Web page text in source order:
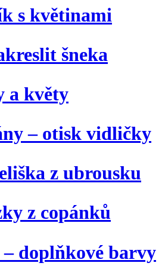
s květinami
šneka
a květy
– otisk vidličky
z ubrousku
z copánků
doplňkové barvy